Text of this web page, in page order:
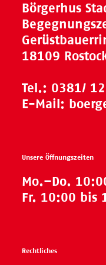
Börgerhus
18109
Tel.: 0381/
E-Mail:
Unsere Öffnungszeiten
Mo.–Do.
Fr. 10:00 bis
Rechtliches